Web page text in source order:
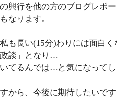
興行を他の方のブログレポ
なります。
も長い(15分)わりには面白く
談」となり…
てるんでは…と気になってし
から、今後に期待したいです